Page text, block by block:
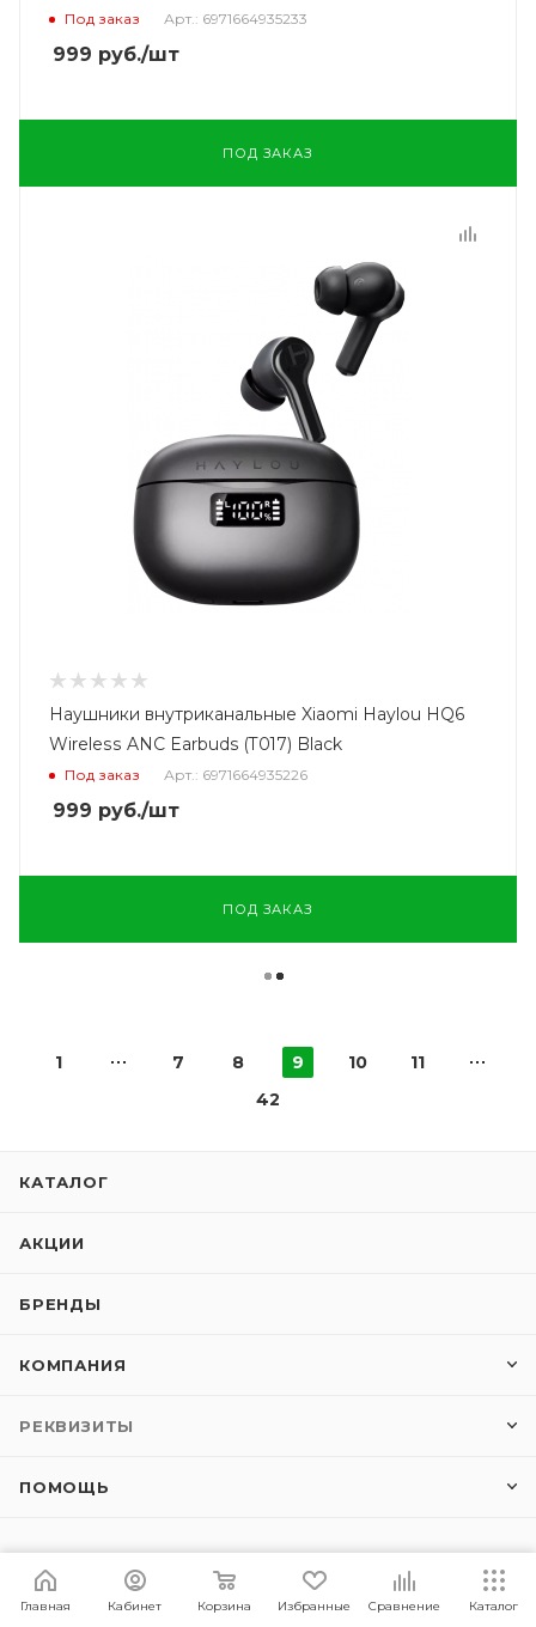
Под заказ Арт.: 6971664935233
999 руб./шт
ПОД ЗАКАЗ
Наушники внутриканальные Xiaomi Haylou HQ6
Wireless ANC Earbuds (T017) Black
Под заказ Арт.: 6971664935226
999 руб./шт
ПОД ЗАКАЗ
Sound Outdoor 30W (MDZ-38-DB) Red
руб.
Главная Кабинет Корзина Избранные Сравнение Каталог